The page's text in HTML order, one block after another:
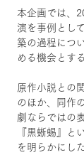
本企画では、
演を事例とし
築の過程につ
める機会とする
原作小説との
のほか、同作
劇ならではの
『黒蜥蜴』
を明らかにし